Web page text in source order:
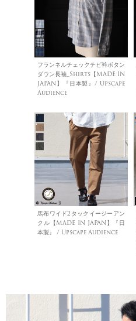
フランネルチェックチビ衿ボタン
ダウン長袖_Shirts【MADE IN
JAPAN】『日本製』/ Upscape
Audience
馬布ワイド2タックイージーアン
クル【MADE IN JAPAN】『日
本製』 / Upscape Audience